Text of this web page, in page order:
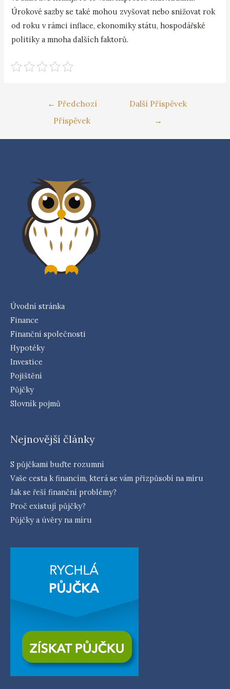
Úrokové sazby se také mohou zvyšovat nebo snižovat rok
od roku v rámci inflace, ekonomiky státu, hospodářské
politiky a mnoha dalších faktorů.
← Předchozí
Příspěvek
Další Příspěvek
→
Úvodní stránka
Finance
Finanční společnosti
Hypotéky
Investice
Pojištění
Půjčky
Slovník pojmů
Nejnovější články
S půjčkami buďte rozumní
Vaše cesta k financím, která se vám přizpůsobí na míru
Jak se řeší finanční problémy?
Proč existují půjčky?
Půjčky a úvěry na míru